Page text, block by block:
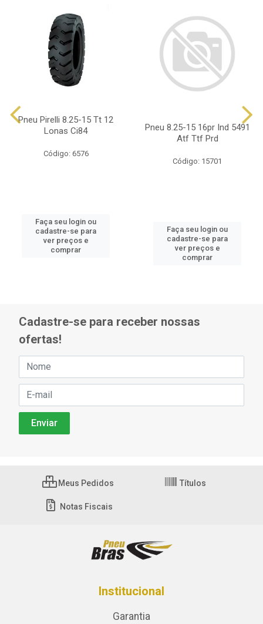
Pneu Pirelli 8.25-15 Tt 12
Lonas Ci84
Código: 6576
Faça seu login ou
cadastre-se para
ver preços e
comprar
Pneu 8.25-15 16pr Ind 5491
Atf Ttf Prd
Código: 15701
Faça seu login ou
cadastre-se para
ver preços e
comprar
Cadastre-se para receber nossas
ofertas!
Meus Pedidos Títulos
Notas Fiscais
Institucional
Garantia